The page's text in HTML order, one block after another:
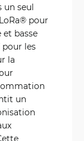
un seul
pour
et basse
pour les
la
un